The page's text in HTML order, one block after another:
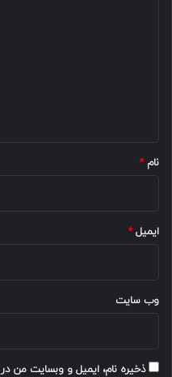
نام*
ایمیل*
وب‌ سایت
ذخیره نام، ایمیل و وبسایت من